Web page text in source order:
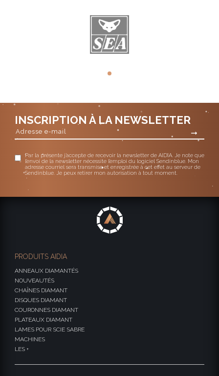
INSCRIPTION À LA NEWSLETTER
Par la présente j’accepte de recevoir la newsletter de AIDIA. Je note que
l’envoi de la newsletter nécessite l’emploi du logiciel Sendinblue. Mon
adresse courriel sera transmise et enregistrée à cet effet au serveur de
Sendinblue. Je peux retirer mon autorisation à tout moment.
PRODUITS AIDIA
ANNEAUX DIAMANTÉS
NOUVEAUTÉS
CHAÎNES DIAMANT
DISQUES DIAMANT
COURONNES DIAMANT
PLATEAUX DIAMANT
LAMES POUR SCIE SABRE
MACHINES
LES +